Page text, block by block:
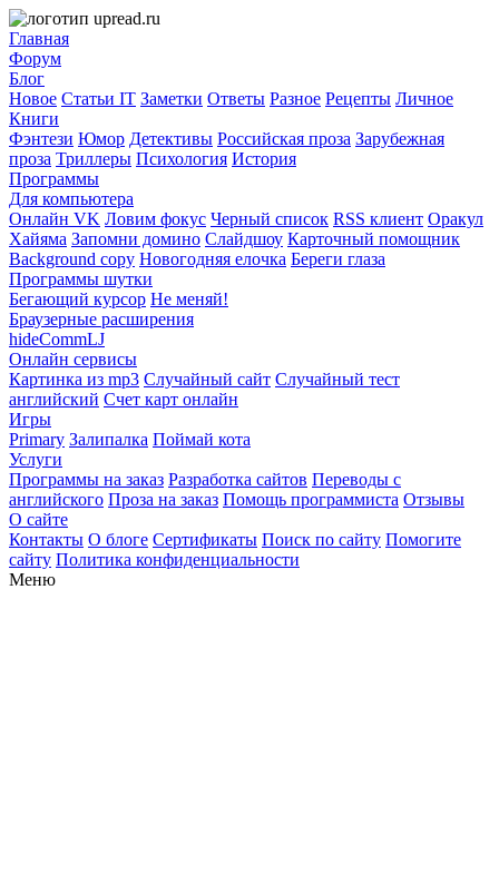
Главная
Форум
Блог
Новое Статьи IT Заметки Ответы Разное Рецепты Личное
Книги
Фэнтези Юмор Детективы Российская проза Зарубежная
проза Триллеры Психология История
Программы
Для компьютера
Онлайн VK Ловим фокус Черный список RSS клиент Оракул
Хайяма Запомни домино Слайдшоу Карточный помощник
Background copy Новогодняя елочка Береги глаза
Программы шутки
Бегающий курсор Не меняй!
Браузерные расширения
hideCommLJ
Онлайн сервисы
Картинка из mp3 Случайный сайт Случайный тест
английский Счет карт онлайн
Игры
Primary Залипалка Поймай кота
Услуги
Программы на заказ Разработка сайтов Переводы с
английского Проза на заказ Помощь программиста Отзывы
О сайте
Контакты О блоге Сертификаты Поиск по сайту Помогите
сайту Политика конфиденциальности
Меню